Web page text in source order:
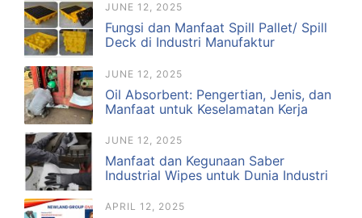
JUNE 12, 2025
Fungsi dan Manfaat Spill Pallet/ Spill
Deck di Industri Manufaktur
JUNE 12, 2025
Oil Absorbent: Pengertian, Jenis, dan
Manfaat untuk Keselamatan Kerja
JUNE 12, 2025
Manfaat dan Kegunaan Saber
Industrial Wipes untuk Dunia Industri
APRIL 12, 2025